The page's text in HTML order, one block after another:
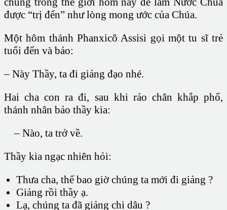
được “trị đến” như lòng mong ước của Chúa.
Một hôm thánh Phanxicô Assisi gọi một tu sĩ trẻ
tuổi đến và bảo:
– Này Thầy, ta đi giảng đạo nhé.
Hai cha con ra đi, sau khi rảo chân khắp phố,
thánh nhân bảo thầy kia:
– Nào, ta trở về.
Thầy kia ngạc nhiên hỏi:
Thưa cha, thế bao giờ chúng ta mới đi giảng ?
Giảng rồi thầy ạ.
Lạ, chúng ta đã giảng chi dâu ?